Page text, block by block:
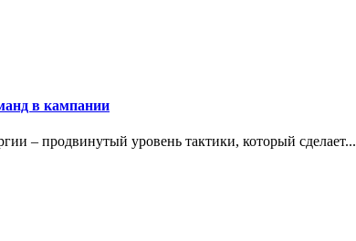
в кампании
– продвинутый уровень тактики, который сделает...